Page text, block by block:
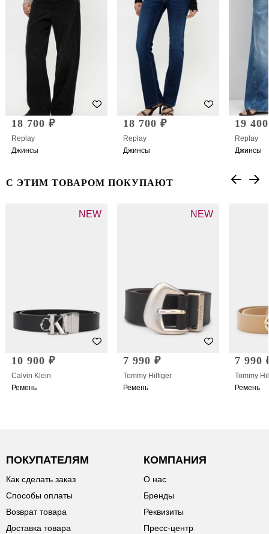
18 700 ₽
Replay
Джинсы
18 700 ₽
Replay
Джинсы
19
Replay
Джинсы
С ЭТИМ ТОВАРОМ ПОКУПАЮТ
NEW
10 900 ₽
Calvin Klein
Ремень
NEW
7 990 ₽
Tommy Hilfiger
Ремень
7 990
Tommy
Ремень
ПОКУПАТЕЛЯМ
Как сделать заказ
Способы оплаты
Возврат товара
Доставка товара
КОМПАНИЯ
О нас
Бренды
Реквизиты
Пресс-центр